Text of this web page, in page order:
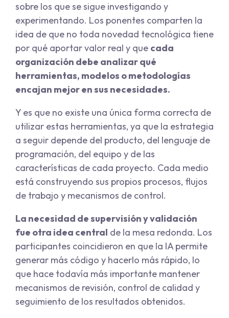
sobre los que se sigue investigando y
experimentando. Los ponentes comparten la
idea de que no toda novedad tecnológica tiene
por qué aportar valor real y que cada
organización debe analizar qué
herramientas, modelos o metodologías
encajan mejor en sus necesidades.
Y es que no existe una única forma correcta de
utilizar estas herramientas, ya que la estrategia
a seguir depende del producto, del lenguaje de
programación, del equipo y de las
características de cada proyecto. Cada medio
está construyendo sus propios procesos, flujos
de trabajo y mecanismos de control.
La necesidad de supervisión y validación
fue otra idea central de la mesa redonda. Los
participantes coincidieron en que la IA permite
generar más código y hacerlo más rápido, lo
que hace todavía más importante mantener
mecanismos de revisión, control de calidad y
seguimiento de los resultados obtenidos.